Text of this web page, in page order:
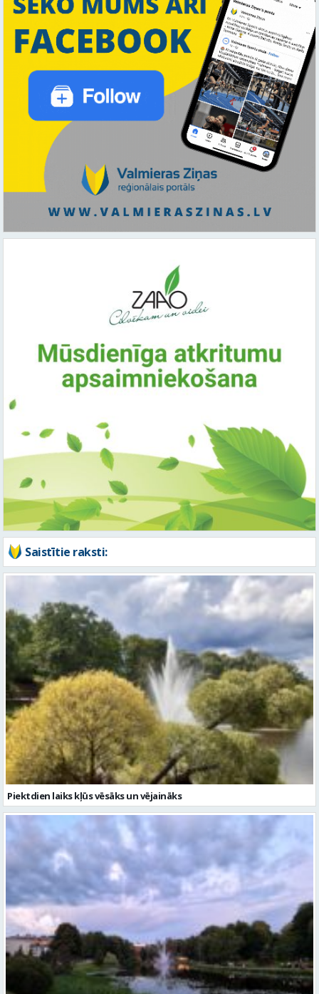
Saistītie raksti:
Piektdien laiks kļūs vēsāks un vējaināks
Gaidāma silta nakts